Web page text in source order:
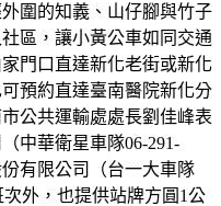
圍的知義、山仔腳與竹子
區，讓小黃公車如同交通
門口直達新化老街或新化
預約直達臺南醫院新化分
公共運輸處處長劉佳峰表
中華衛星車隊06-291-
有限公司（台一大車隊
次外，也提供站牌方圓1公